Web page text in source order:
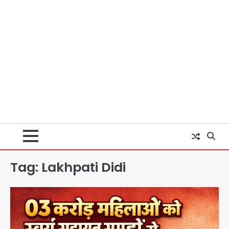
Tag: Lakhpati Didi
Ranchi JPSC-JSSC Protest: 16वें